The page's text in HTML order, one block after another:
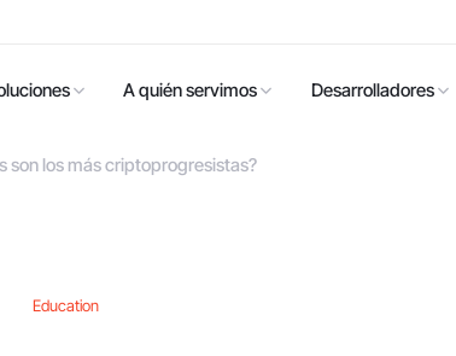
A quién servimos Desarrolladores
son los más criptoprogresistas?
Education